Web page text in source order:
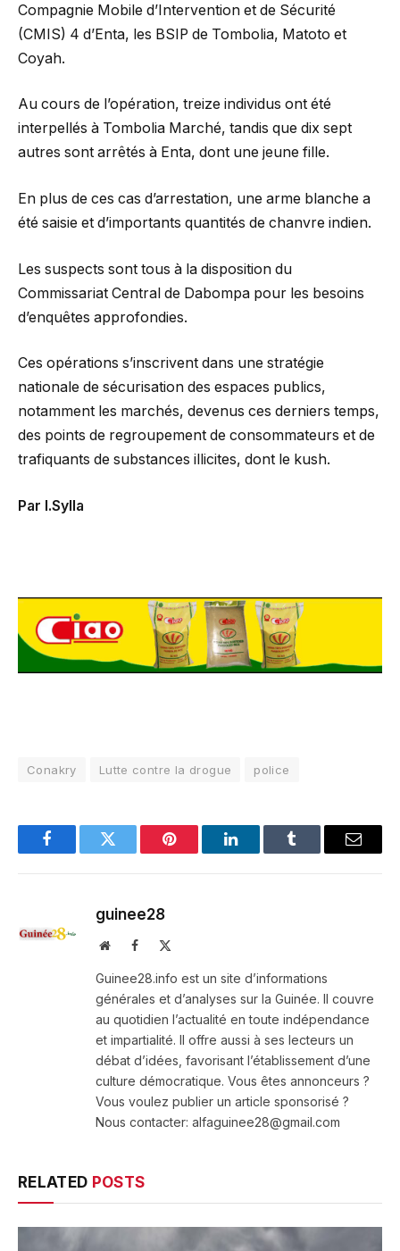
Compagnie Mobile d’Intervention et de Sécurité
(CMIS) 4 d’Enta, les BSIP de Tombolia, Matoto et
Coyah.
Au cours de l’opération, treize individus ont été
interpellés à Tombolia Marché, tandis que dix sept
autres sont arrêtés à Enta, dont une jeune fille.
En plus de ces cas d’arrestation, une arme blanche a
été saisie et d’importants quantités de chanvre indien.
Les suspects sont tous à la disposition du
Commissariat Central de Dabompa pour les besoins
d’enquêtes approfondies.
Ces opérations s’inscrivent dans une stratégie
nationale de sécurisation des espaces publics,
notamment les marchés, devenus ces derniers temps,
des points de regroupement de consommateurs et de
trafiquants de substances illicites, dont le kush.
Par I.Sylla
Conakry Lutte contre la drogue police
FacebookTwitter Pinterest LinkedInTumblr Email
guinee28
WebsiteFacebook
Guinee28.info est un site d’informations
générales et d’analyses sur la Guinée. Il couvre
au quotidien l’actualité en toute indépendance
et impartialité. Il offre aussi à ses lecteurs un
débat d’idées, favorisant l’établissement d’une
culture démocratique. Vous êtes annonceurs ?
Vous voulez publier un article sponsorisé ?
Nous contacter: alfaguinee28@gmail.com
RELATED POSTS